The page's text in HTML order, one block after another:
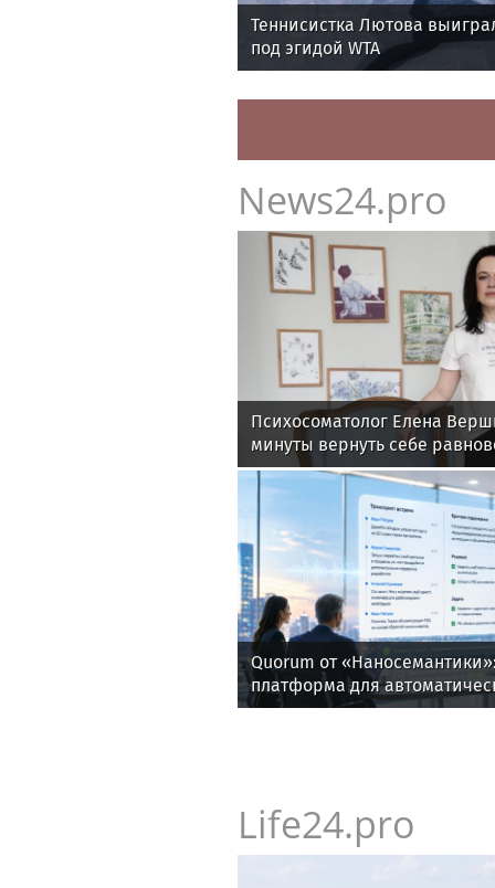
Теннисистка Лютова
под эгидой WTA
News24.pro
Психосоматолог Елена
минуты вернуть себе
Quorum от
платформа для
корпоративных встреч
Life24.pro